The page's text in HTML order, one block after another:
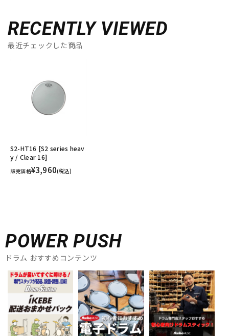
RECENTLY VIEWED
最近チェックした商品
S2-HT16 [S2 series heav
y / Clear 16]
販売価格¥3,960(税込)
POWER PUSH
ドラム おすすめコンテンツ